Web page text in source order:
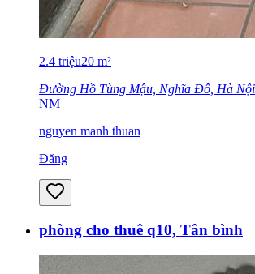
2.4 triệu20 m²
Đường Hồ Tùng Mậu, Nghĩa Đô, Hà Nội
NM
nguyen manh thuan
Đăng
phòng cho thuê q10, Tân bình